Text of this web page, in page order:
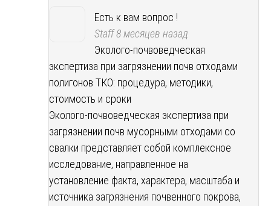
Есть к вам вопрос !
Staff8 месяцев назад
Эколого-почвоведческая
экспертиза при загрязнении почв отходами
полигонов ТКО: процедура, методики,
стоимость и сроки
Эколого-почвоведческая экспертиза при
загрязнении почв мусорными отходами со
свалки представляет собой комплексное
исследование, направленное на
установление факта, характера, масштаба и
источника загрязнения почвенного покрова,